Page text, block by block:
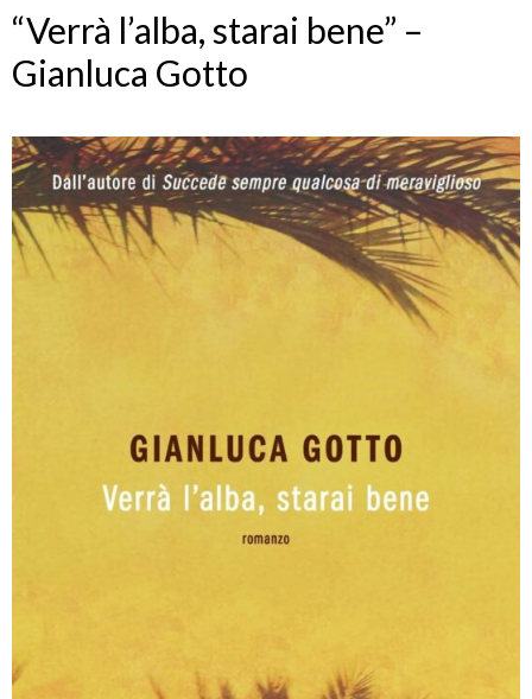
“Verrà l’alba, starai bene” –
Gianluca Gotto